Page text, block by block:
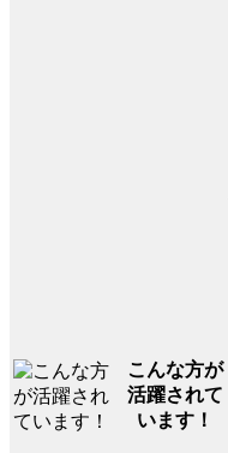
こんな方が
活躍されて
います！